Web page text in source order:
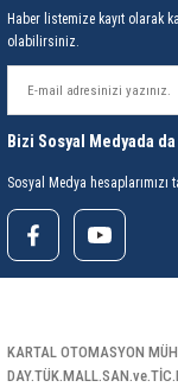
Haber listemize kayıt olarak
olabilirsiniz.
Bizi Sosyal Medyada
Sosyal Medya
KARTAL OTOMASYON